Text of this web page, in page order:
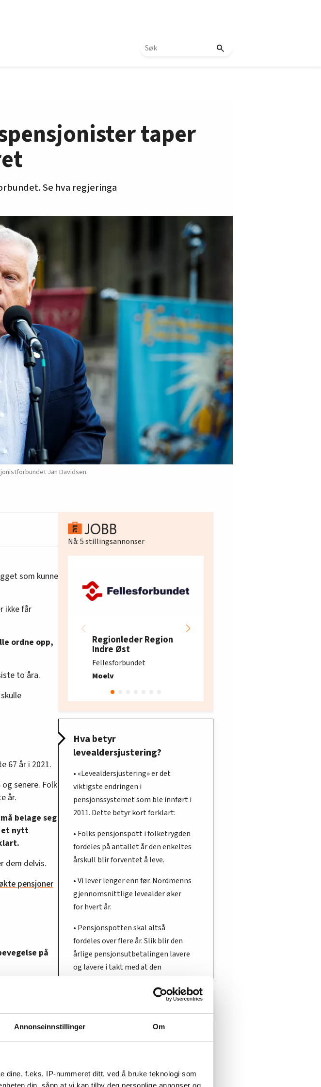
Annonseinnstillinger Om
dine, f.eks. IP-nummeret ditt, ved å bruke teknologi som
din, sånn at vi kan tilby deg personlige annonser og
taper
Se hva regjeringa
Jan Davidsen.
som kunne
ikke får
ordne opp,
to åra.
67 år i 2021.
senere. Folk
år.
belage seg
et nytt
dem delvis.
pensjoner
på
hadde en
hen ble helt
ble
kroner i
kroner i
Nå:5stillingsannonser
Regionleder Region
Indre Øst
Fellesforbundet
Moelv
Hva betyr
levealdersjustering?
• «Levealdersjustering» er det
viktigste endringen i
pensjonssystemet som ble innført i
2011. Dette betyr kort forklart:
• Folks pensjonspott i folketrygden
fordeles på antallet år den enkeltes
årskull blir forventet å leve.
• Vi lever lenger enn før. Nordmenns
gjennomsnittlige levealder øker
for hvert år.
• Pensjonspotten skal altså
fordeles over flere år. Slik blir den
årlige pensjonsutbetalingen lavere
og lavere i takt med at den
• Det lønner seg å stå lenge i jobb
og det straffer seg å bli syk (også
økonomisk).
en bedre alderspensjon til dem som